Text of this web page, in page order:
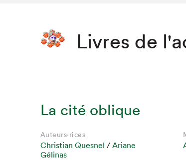
Livres de
La cité oblique
Auteurs·rices
Christian Quesnel / Ariane
Gélinas